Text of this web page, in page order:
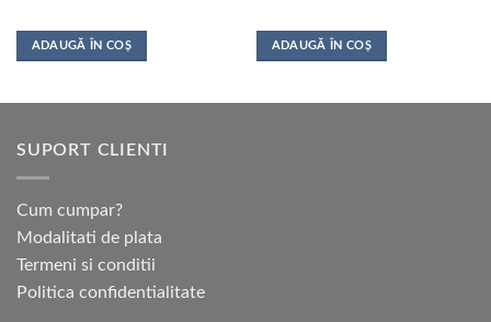
ADAUGĂ ÎN COȘ ADAUGĂ ÎN COȘ
SUPORT CLIENTI
Cum cumpar?
Modalitati de plata
Termeni si conditii
Politica confidentialitate